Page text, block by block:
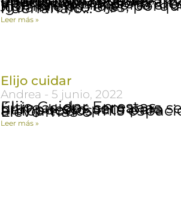
La madre es la base, la madre que podemos ser para nosotras/os. La energía que puede apaciguarnos, abrazarnos y amarnos yace en nuestro interior. No importa si eres hombre o mujer, porque igualmente eres huérfana/o…
Leer más »
Elijo cuidar
Andrea 5 junio, 2022
Elijo Cuidar En estas últimas dos semanas se han puesto pata para arriba todos mis espacios. Llevo más o
Leer más »